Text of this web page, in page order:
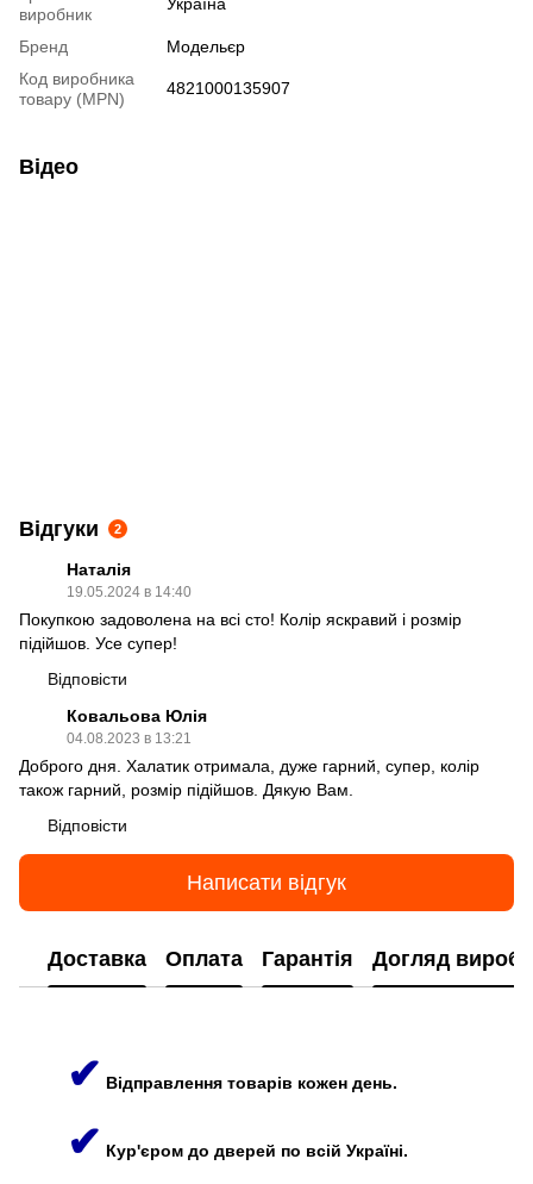
виробник
Україна
Бренд
Модельєр
Код виробника
товару (MPN)
4821000135907
Відео
Відгуки 2
Наталія
19.05.2024 в 14:40
Покупкою задоволена на всі сто! Колір яскравий і розмір
підійшов. Усе супер!
Відповісти
Ковальова Юлія
04.08.2023 в 13:21
Доброго дня. Халатик отримала, дуже гарний, супер, колір
також гарний, розмір підійшов. Дякую Вам.
Відповісти
Написати відгук
Доставка Оплата Гарантія Догляд
✔ Відправлення товарів кожен день.
✔ Кур'єром до дверей по всій Україні.